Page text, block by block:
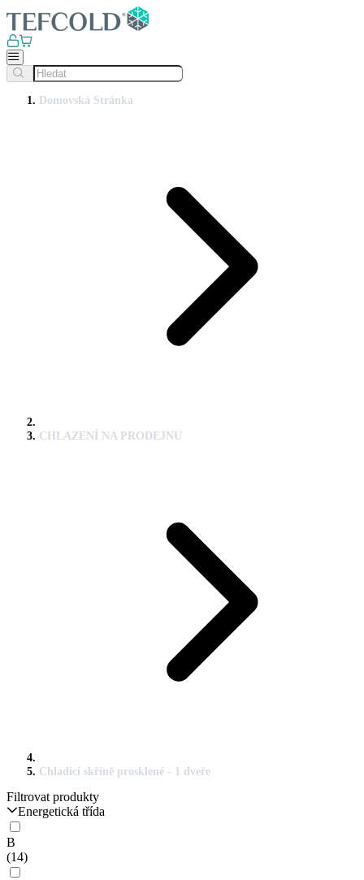
Domovská Stránka
CHLAZENÍ NA PRODEJNU
Chladicí skříně prosklené - 1 dveře
Filtrovat produkty
Energetická třída
B
(14)